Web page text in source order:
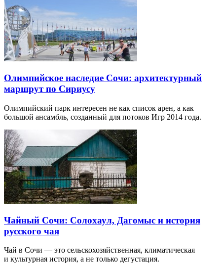
Олимпийское наследие Сочи: архитектурный
маршрут по Сириусу
Олимпийский парк интересен не как список арен, а как
большой ансамбль, созданный для потоков Игр 2014 года.
Чайный Сочи: Солохаул, Дагомыс и история
русского чая
Чай в Сочи — это сельскохозяйственная, климатическая
и культурная история, а не только дегустация.